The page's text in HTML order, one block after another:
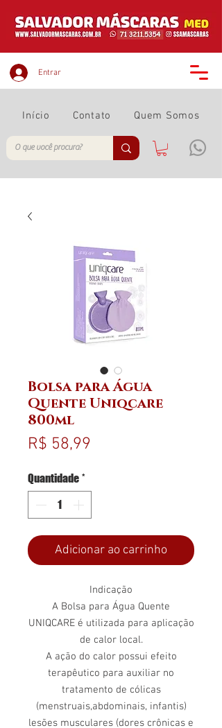
Início Contato Quem Somos
Entrar
Bolsa para Água
Quente Uniqcare
800ml
R$ 58,99
Quantidade *
Adicionar ao carrinho
Indicação
A Bolsa para Água Quente
UNIQCARE é utilizada para aplicação
de calor local.
A ação do calor possui efeito
terapêutico para auxiliar no
tratamento de cólicas
(menstruais,abdominais, infantis)
lesões musculares (dores crônicas e